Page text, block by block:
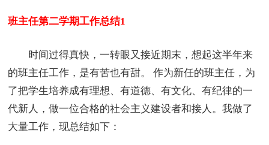
班主任第二学期工作总结1
时间过得真快，一转眼又接近期末，想起这半年来
的班主任工作，是有苦也有甜。 作为新任的班主任，为
了把学生培养成有理想、有道德、有文化、有纪律的一
代新人，做一位合格的社会主义建设者和接人。我做了
大量工作，现总结如下：